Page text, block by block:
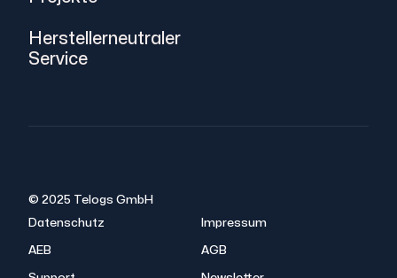
Herstellerneutraler
Service
© 2025 Telogs GmbH
Datenschutz
Impressum
AEB AGB